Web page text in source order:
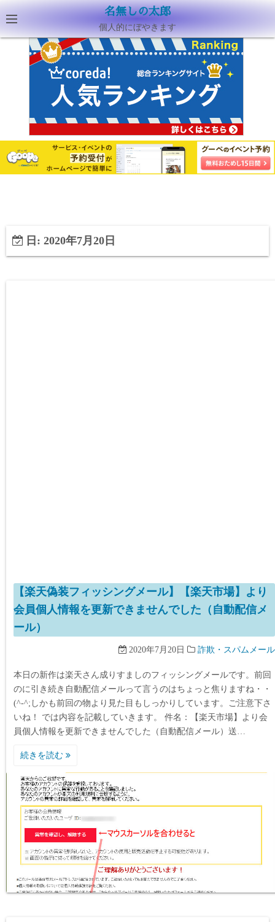
名無しの太郎
個人的にぼやきます
日: 2020年7月20日
【楽天偽装フィッシングメール】【楽天市場】より
会員個人情報を更新できませんでした（自動配信メ
ール）
2020年7月20日 詐欺・スパムメール
本日の新作は楽天さん成りすましのフィッシングメールです。前回
のに引き続き自動配信メールって言うのはちょっと焦りますね・・
(^-^;しかも前回の物より見た目もしっかりしています。ご注意下さ
いね！ では内容を記載していきます。 件名：【楽天市場】より会
員個人情報を更新できませんでした（自動配信メール）送…
続きを読む